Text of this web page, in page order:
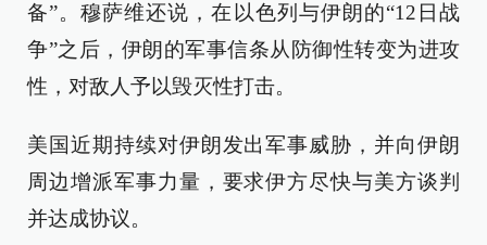
备”。穆萨维还说，在以色列与伊朗的“12日战
争”之后，伊朗的军事信条从防御性转变为进攻
性，对敌人予以毁灭性打击。
美国近期持续对伊朗发出军事威胁，并向伊朗
周边增派军事力量，要求伊方尽快与美方谈判
并达成协议。